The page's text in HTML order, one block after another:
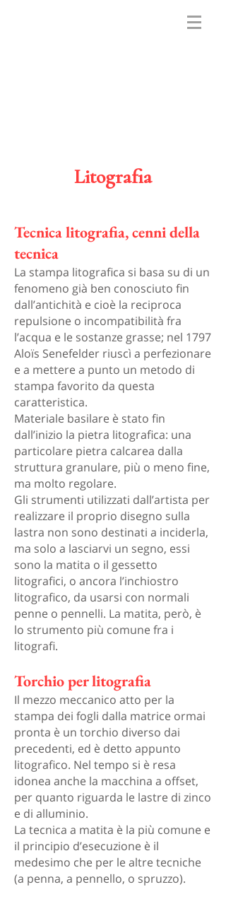
Litografia
Tecnica litografia, cenni della
tecnica
La stampa litografica si basa su di un
fenomeno già ben conosciuto fin
dall’antichità e cioè la reciproca
repulsione o incompatibilità fra
l’acqua e le sostanze grasse; nel 1797
Aloïs Senefelder riuscì a perfezionare
e a mettere a punto un metodo di
stampa favorito da questa
caratteristica.
Materiale basilare è stato fin
dall’inizio la pietra litografica: una
particolare pietra calcarea dalla
struttura granulare, più o meno fine,
ma molto regolare.
Gli strumenti utilizzati dall’artista per
realizzare il proprio disegno sulla
lastra non sono destinati a inciderla,
ma solo a lasciarvi un segno, essi
sono la matita o il gessetto
litografici, o ancora l’inchiostro
litografico, da usarsi con normali
penne o pennelli. La matita, però, è
lo strumento più comune fra i
litografi.
Torchio per litografia
Il mezzo meccanico atto per la
stampa dei fogli dalla matrice ormai
pronta è un torchio diverso dai
precedenti, ed è detto appunto
litografico. Nel tempo si è resa
idonea anche la macchina a offset,
per quanto riguarda le lastre di zinco
e di alluminio.
La tecnica a matita è la più comune e
il principio d’esecuzione è il
medesimo che per le altre tecniche
(a penna, a pennello, o spruzzo).